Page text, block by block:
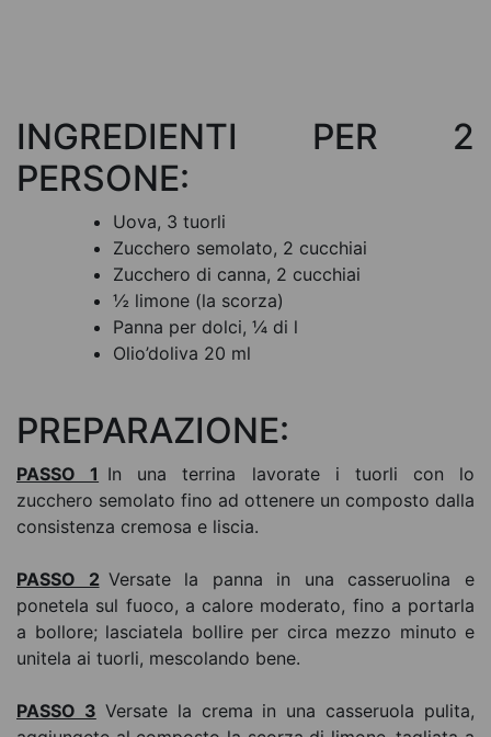
INGREDIENTI PER 2
PERSONE:
Uova, 3 tuorli
Zucchero semolato, 2 cucchiai
Zucchero di canna, 2 cucchiai
½ limone (la scorza)
Panna per dolci, ¼ di l
Olio’doliva 20 ml
PREPARAZIONE:
PASSO 1 In una terrina lavorate i tuorli con lo
zucchero semolato fino ad ottenere un composto dalla
consistenza cremosa e liscia.
PASSO 2 Versate la panna in una casseruolina e
ponetela sul fuoco, a calore moderato, fino a portarla
a bollore; lasciatela bollire per circa mezzo minuto e
unitela ai tuorli, mescolando bene.
PASSO 3 Versate la crema in una casseruola pulita,